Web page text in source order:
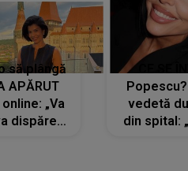
să plângă
APĂRUT
„Va
dispărea,
vedetă
din spital: